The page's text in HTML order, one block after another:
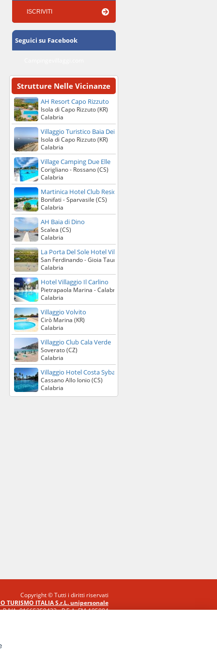
» DETTAGLI
Seguici su Facebook
Strutture Nelle Vicinanze
AH Resort Capo Rizzuto
Isola di Capo Rizzuto (KR)
Calabria
Villaggio Turistico Baia Dei Greci
Isola di Capo Rizzuto (KR)
Calabria
Village Camping Due Elle
Corigliano - Rossano (CS)
Calabria
Martinica Hotel Club Residence
Bonifati - Sparvasile (CS)
Calabria
AH Baia di Dino
Scalea (CS)
Calabria
La Porta Del Sole Hotel Village
San Ferdinando - Gioia Tauro (RC)
Calabria
Hotel Villaggio Il Carlino
Pietrapaola Marina - Calabria Ionica (CS)
Calabria
Villaggio Volvito
Cirò Marina (KR)
Calabria
Villaggio Club Cala Verde
Soverato (CZ)
Calabria
Villaggio Hotel Costa Sybaris
Cassano Allo Ionio (CS)
Calabria
Copyright © Tutti i diritti riservati
TURISMO ITALIA S.r.L. unipersonale
P.IVA: 01665350433 - R.E.A. FM-195884